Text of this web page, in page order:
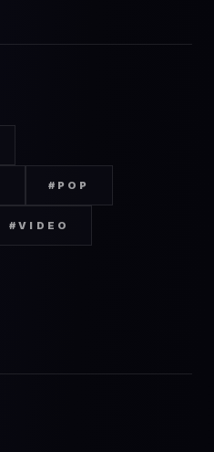
# POP
# VIDEO